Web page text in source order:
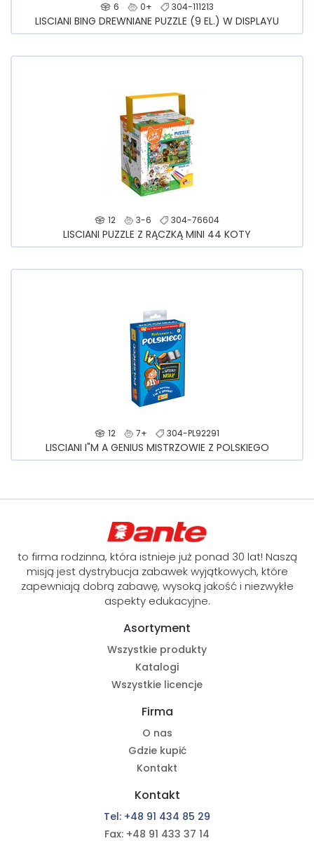
6 0+ 304-111213
LISCIANI BING DREWNIANE PUZZLE (9 EL.) W DISPLAYU
12 3-6 304-76604
LISCIANI PUZZLE Z RĄCZKĄ MINI 44 KOTY
12 7+ 304-PL92291
LISCIANI I"M A GENIUS MISTRZOWIE Z POLSKIEGO
to firma rodzinna, która istnieje już ponad 30 lat! Naszą
misją jest dystrybucja zabawek wyjątkowych, które
zapewniają dobrą zabawę, wysoką jakość i niezwykłe
aspekty edukacyjne.
Asortyment
Wszystkie produkty
Katalogi
Wszystkie licencje
Firma
O nas
Gdzie kupić
Kontakt
Kontakt
Tel: +48 91 434 85 29
Fax: +48 91 433 37 14